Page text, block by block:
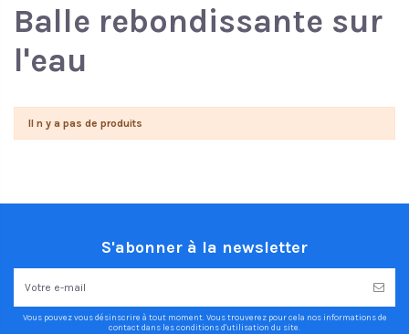
Balle rebondissante sur
l'eau
Il n y a pas de produits
S'abonner à la newsletter
Vous pouvez vous désinscrire à tout moment. Vous trouverez pour cela nos informations de
contact dans les conditions d'utilisation du site.